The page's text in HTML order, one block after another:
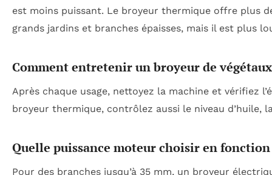
est moins puissant. Le broyeur thermique offre plus
grands jardins et branches épaisses, mais il est plus
Comment entretenir un broyeur de
Après chaque usage, nettoyez la machine et vérifiez
broyeur thermique, contrôlez aussi le niveau d’huile,
Quelle puissance moteur choisir en fonction
Pour des branches jusqu’à 35 mm, un broyeur